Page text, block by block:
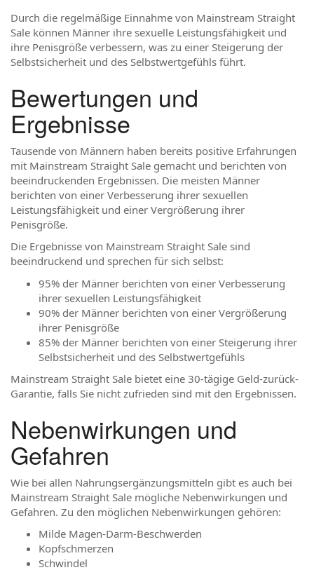
Durch die regelmäßige Einnahme von Mainstream Straight
Sale können Männer ihre sexuelle Leistungsfähigkeit und
ihre Penisgröße verbessern, was zu einer Steigerung der
Selbstsicherheit und des Selbstwertgefühls führt.
Bewertungen und
Ergebnisse
Tausende von Männern haben bereits positive Erfahrungen
mit Mainstream Straight Sale gemacht und berichten von
beeindruckenden Ergebnissen. Die meisten Männer
berichten von einer Verbesserung ihrer sexuellen
Leistungsfähigkeit und einer Vergrößerung ihrer
Penisgröße.
Die Ergebnisse von Mainstream Straight Sale sind
beeindruckend und sprechen für sich selbst:
95% der Männer berichten von einer Verbesserung
ihrer sexuellen Leistungsfähigkeit
90% der Männer berichten von einer Vergrößerung
ihrer Penisgröße
85% der Männer berichten von einer Steigerung ihrer
Selbstsicherheit und des Selbstwertgefühls
Mainstream Straight Sale bietet eine 30-tägige Geld-zurück-
Garantie, falls Sie nicht zufrieden sind mit den Ergebnissen.
Nebenwirkungen und
Gefahren
Wie bei allen Nahrungsergänzungsmitteln gibt es auch bei
Mainstream Straight Sale mögliche Nebenwirkungen und
Gefahren. Zu den möglichen Nebenwirkungen gehören:
Milde Magen-Darm-Beschwerden
Kopfschmerzen
Schwindel